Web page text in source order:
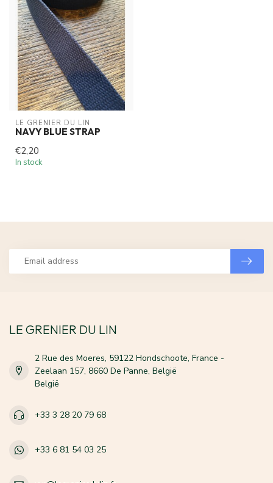
LE GRENIER DU LIN
NAVY BLUE STRAP
€2,20
In stock
LE GRENIER DU LIN
2 Rue des Moeres, 59122 Hondschoote, France -
Zeelaan 157, 8660 De Panne, België
België
+33 3 28 20 79 68
+33 6 81 54 03 25